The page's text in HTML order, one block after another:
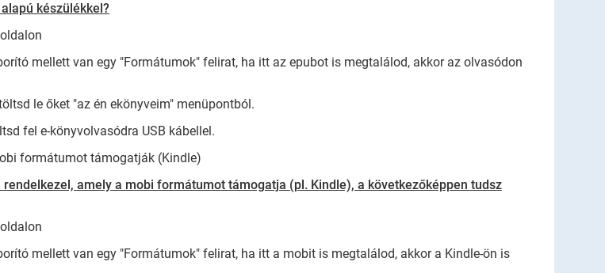
készülékkel?
mellett van egy "Formátumok" felirat, ha itt az epubot is megtalálod, akkor az olvasódon
le őket "az én ekönyveim" menüpontból.
fel e-könyvolvasódra USB kábellel.
formátumot támogatják (Kindle)
rendelkezel, amely a mobi formátumot támogatja (pl. Kindle), a következőképpen tudsz
mellett van egy "Formátumok" felirat, ha itt a mobit is megtalálod, akkor a Kindle-ön is